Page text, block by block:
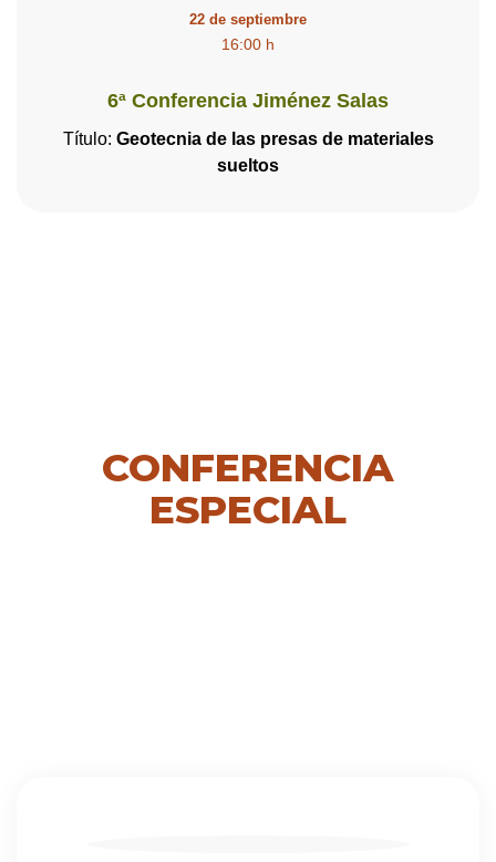
22 de septiembre
16:00 h
6ª Conferencia Jiménez Salas
Título: Geotecnia de las presas de materiales
sueltos
CONFERENCIA
ESPECIAL